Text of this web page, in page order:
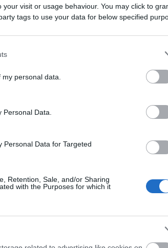
visit or usage behaviour. You may click to
tags to use your data for below specified
personal data.
Data.
Personal Data for Targeted
Retention, Sale, and/or Sharing
with the Purposes for which it
csináld!